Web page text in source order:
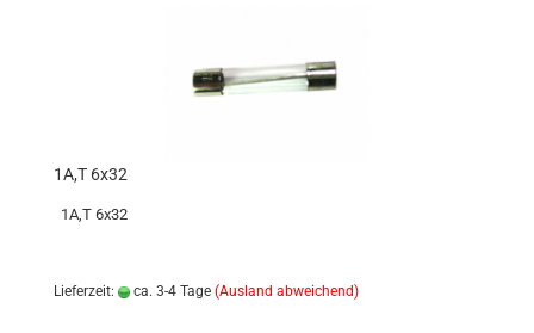
1A,T 6x32
1A,T 6x32
Lieferzeit: ca. 3-4 Tage (Ausland abweichend)